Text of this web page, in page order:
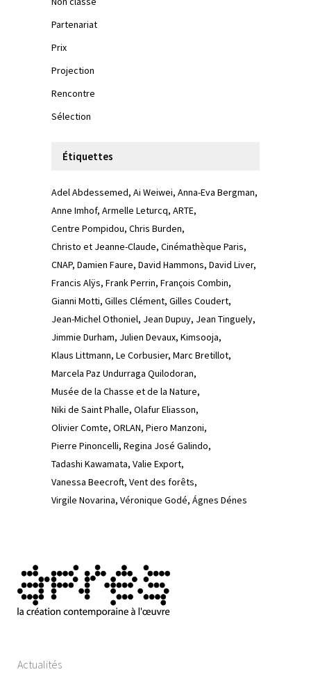
Partenariat
Prix
Projection
Rencontre
Sélection
Étiquettes
Adel Abdessemed Ai Weiwei Anna-Eva Bergman
Anne Imhof Armelle Leturcq ARTE
Centre Pompidou Chris Burden
Christo et Jeanne-Claude Cinémathèque Paris
CNAP Damien Faure David Hammons David Liver
Francis Alÿs Frank Perrin François Combin
Gianni Motti Gilles Clément Gilles Coudert
Jean-Michel Othoniel Jean Dupuy Jean Tinguely
Jimmie Durham Julien Devaux Kimsooja
Klaus Littmann Le Corbusier Marc Bretillot
Marcela Paz Undurraga Quilodoran
Musée de la Chasse et de la Nature
Niki de Saint Phalle Olafur Eliasson
Olivier Comte ORLAN Piero Manzoni
Pierre Pinoncelli Regina José Galindo
Tadashi Kawamata Valie Export
Vanessa Beecroft Vent des forêts
Virgile Novarina Véronique Godé Ágnes Dénes
Actualités